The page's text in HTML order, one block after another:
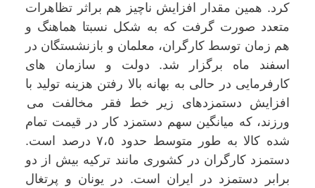
کرد. همین مقدار افزایش ناچیز هم براثر تظاهرات
متعدد صورت گرفت کە بە شکل نسبتا هماهنگ و
هم زمان توسط کارگران، معلمان و بازنشستگان در
اسفند ماە برگزار شد. دولت و سازمان های
کارفرمایی در حالی بە بهانە بالا رفتن هزینە تولید با
افزایش دستمزدهای زیر خط فقر مخالفت می
ورزند، کە میانگین سهم دستمزد کار در قیمت تمام
شدە کالا به طور متوسط حدود ٧،٥ درصد است.
دستمزد کارگران در کشوری مانند ترکیە بیش از دو
برابر دستمزد در ایران است. در یونان و پرتغال